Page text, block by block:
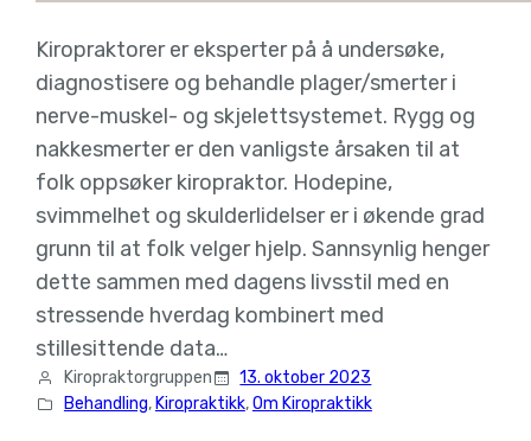
Kiropraktorer er eksperter på å undersøke,
diagnostisere og behandle plager/smerter i
nerve-muskel- og skjelettsystemet. Rygg og
nakkesmerter er den vanligste årsaken til at
folk oppsøker kiropraktor. Hodepine,
svimmelhet og skulderlidelser er i økende grad
grunn til at folk velger hjelp. Sannsynlig henger
dette sammen med dagens livsstil med en
stressende hverdag kombinert med
stillesittende data…
Kiropraktorgruppen
13. oktober 2023
Behandling, Kiropraktikk, Om Kiropraktikk